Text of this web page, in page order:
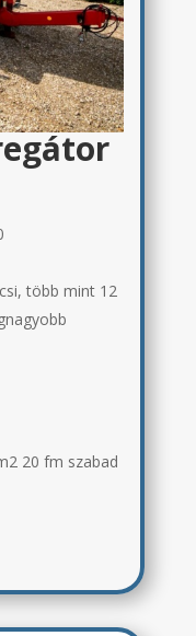
több mint 12
20 fm szabad